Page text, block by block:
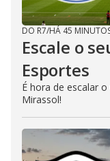
DO R7/HÁ 45
Escale o
Esportes
É hora de escalar
Mirassol!